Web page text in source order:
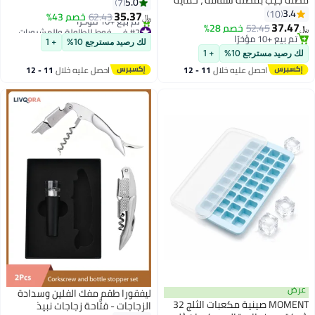
محمولة ، خفيفة الوزن
للماء ، مظلة المطر
مظلة أنيقة شفافة
3.4
10
37.47
52.45خصم 28%
تم بيع +10 مؤخرًا
تم بيع +10 مؤخرًا
رصيد مسترجع 10% + 1
احصل عليه خلال 11 - 12
حصير , قهوة فنجان حصير حماية
أثاث لازم
35.37
62.43خصم 43%
#2 في فوط للطاولة والمشروبات
أقل سعر في 30 يوم
تم بيع +10 مؤخرًا
#2 في فوط للطاولة والمشروبات
لك رصيد مسترجع 10% + 1
احصل عليه خلال 11 - 12
MOMENT صينية مكعبات الثلج 32
ليفقورا طقم مفك الفلين وسدادة
الزجاجات - فتَّاحة زجاجات نبيذ